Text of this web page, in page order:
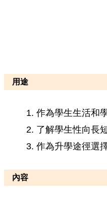
用途
作為學生生活和
了解學生性向長
作為升學途徑選
內容